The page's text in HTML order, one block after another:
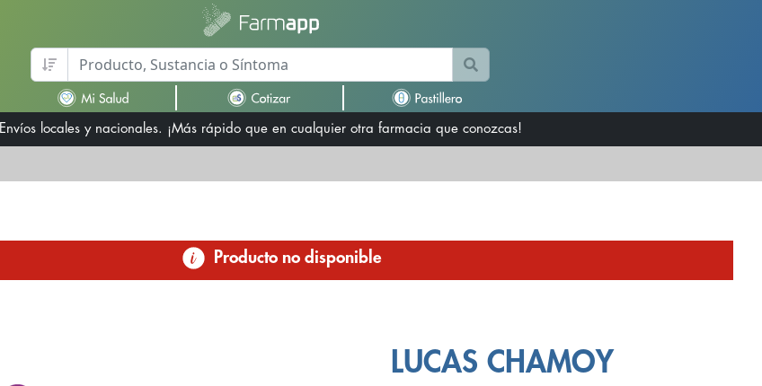
Envíos locales y nacionales. ¡Más rápido que en cualquier otra farmacia que conozcas!
Producto no disponible
LUCAS CHAMOY